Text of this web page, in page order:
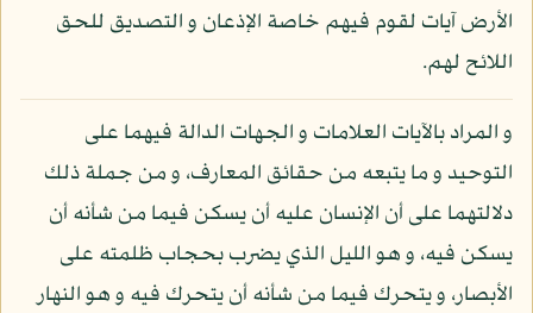
الأرض آيات لقوم فيهم خاصة الإذعان و التصديق للحق
اللائح لهم.
و المراد بالآيات العلامات و الجهات الدالة فيهما على
التوحيد و ما يتبعه من حقائق المعارف، و من جملة ذلك
دلالتهما على أن الإنسان عليه أن يسكن فيما من شأنه أن
يسكن فيه، و هو الليل الذي يضرب بحجاب ظلمته على
الأبصار، و يتحرك فيما من شأنه أن يتحرك فيه و هو النهار